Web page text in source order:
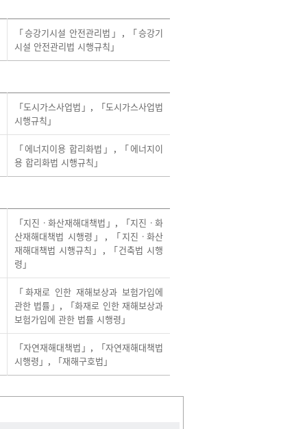
「승강기시설 안전관리법」 , 「승강기
시설 안전관리법 시행규칙」
「도시가스사업법」 , 「도시가스사업법
시행규칙」
「에너지이용 합리화법」 , 「에너지이
용 합리화법 시행규칙」
「지진ㆍ화산재해대책법」 , 「지진ㆍ화
산재해대책법 시행령」 , 「지진ㆍ화산
재해대책법 시행규칙」 , 「건축법 시행
령」
「화재로 인한 재해보상과 보험가입에
관한 법률」 , 「화재로 인한 재해보상과
보험가입에 관한 법률 시행령」
「자연재해대책법」 , 「자연재해대책법
시행령」 , 「재해구호법」